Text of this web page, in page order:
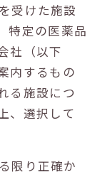
受けた施設
特定の医薬品
社（以下
内するもの
る施設につ
、選択して
限り正確か